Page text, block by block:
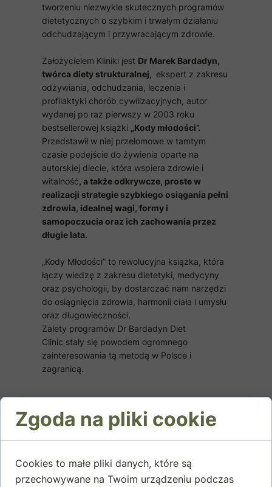
tworzeniu niezwykle skutecznych programów
dietetycznych o szybkim i trwałym działaniu
odchudzającym i przywracającym zdrowie.
Założycielem Kliniki jest Dr Marek Bardadyn
twórca diety strukturalnej, ekspert z zakresu
odżywiania, odchudzania, leczenia i
profilaktyki chorób cywilizacyjnych, autor
wydanej po raz pierwszy w 2003 roku
bestsellerowej książki
„Kody młodości”.
Przedstawił w niej przełomowe w tamtym
czasie podejście do żywienia oparte na
autorskiej diecie, która wspiera zdrowie i
witalność, a także odkrywcze, proste w
realizacji strategie szybkiego osiągania pełni
zdrowia, idealnej wagi, formy i
samopoczucia oraz ich zachowania przez
długie lata.
„Kody Młodości” to rewolucyjna książka, która
łączy wiedzę z zakresu dietetyki, medycyny
oraz psychologii, by dostarczać nam narzędzi
do osiągnięcia zdrowia, harmonii ciała i umysłu
oraz długowieczności.
Zalety programów Dr Bardadyn Diet
Clinic stały się powodem ogromnego
zainteresowania tą metodą w Polsce i
zagranicą.
Zgoda na pliki cookie
Cookies to małe pliki danych, które są
przechowywane na Twoim urządzeniu podczas